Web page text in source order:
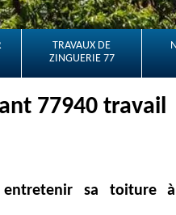
TRAVAUX DE
ZINGUERIE 77
77940 travail
entretenir sa toiture à